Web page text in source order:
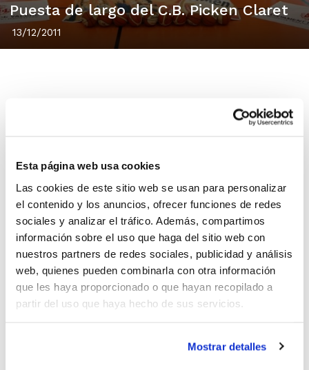
Esta página web usa cookies
Las cookies de este sitio web se usan para personalizar
el contenido y los anuncios, ofrecer funciones de redes
sociales y analizar el tráfico. Además, compartimos
información sobre el uso que haga del sitio web con
nuestros partners de redes sociales, publicidad y análisis
web, quienes pueden combinarla con otra información
que les haya proporcionado o que hayan recopilado a
partir del uso que haya hecho de sus servicios.
Mostrar detalles
Puesta de largo del C.B. Picken Claret
13/12/2011
El pasado jueves, 8 de diciembre, tuvo lugar la
presentación de todos los jugadores y entrenadores,
siguiendo con las fotografías de los equipos, y
concluyendo con diversas competiciones y concursos
entren los jugadores.
Esta temporada 2011/2012, el club cuenta con un total
314 jugadores
abarca todas las categorías, desde los prebenjamines,